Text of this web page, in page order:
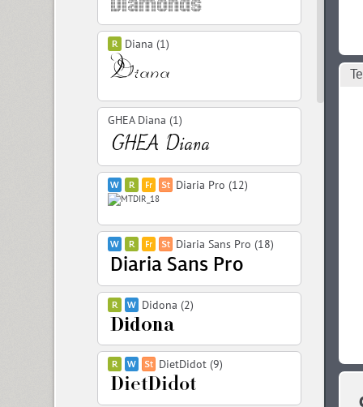
Diana (1)
GHEA Diana (1)
Diaria Pro (12)
Diaria Sans Pro (18)
Didona (2)
DietDidot (9)